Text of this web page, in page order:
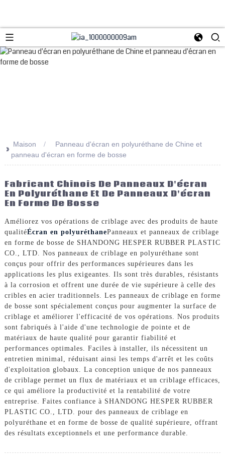
>> Maison
Panneau d'écran en polyuréthane de Chine et
panneau d'écran en forme de bosse
Fabricant Chinois De Panneaux D'écran
En Polyuréthane Et De Panneaux D'écran
En Forme De Bosse
Améliorez vos opérations de criblage avec des produits de haute
qualitéÉcran en polyuréthanePanneaux et panneaux de criblage
en forme de bosse de SHANDONG HESPER RUBBER PLASTIC
CO., LTD. Nos panneaux de criblage en polyuréthane sont
conçus pour offrir des performances supérieures dans les
applications les plus exigeantes. Ils sont très durables, résistants
à la corrosion et offrent une durée de vie supérieure à celle des
cribles en acier traditionnels. Les panneaux de criblage en forme
de bosse sont spécialement conçus pour augmenter la surface de
criblage et améliorer l'efficacité de vos opérations. Nos produits
sont fabriqués à l'aide d'une technologie de pointe et de
matériaux de haute qualité pour garantir fiabilité et
performances optimales. Faciles à installer, ils nécessitent un
entretien minimal, réduisant ainsi les temps d'arrêt et les coûts
d'exploitation globaux. La conception unique de nos panneaux
de criblage permet un flux de matériaux et un criblage efficaces,
ce qui améliore la productivité et la rentabilité de votre
entreprise. Faites confiance à SHANDONG HESPER RUBBER
PLASTIC CO., LTD. pour des panneaux de criblage en
polyuréthane et en forme de bosse de qualité supérieure, offrant
des résultats exceptionnels et une performance durable.